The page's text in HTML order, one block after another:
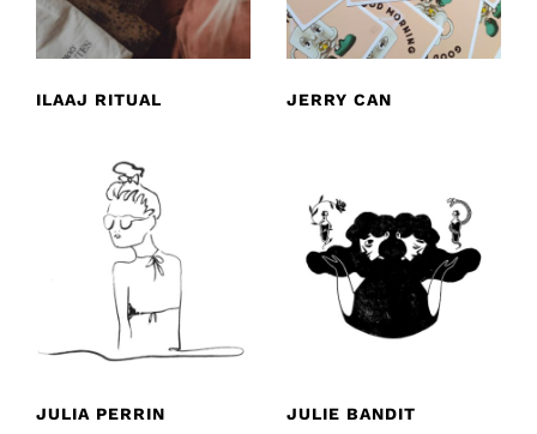
ILAAJ RITUAL JERRY CAN
JULIA PERRIN JULIE BANDIT